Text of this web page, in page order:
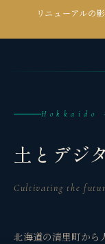
リニューアルの
kanseian
Hokkaido
土とデジ
Cultivating the
北海道の清里町から